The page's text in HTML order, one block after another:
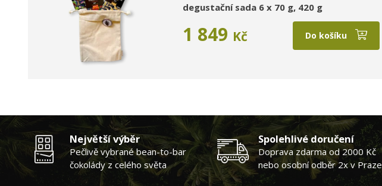
degustační sada 6 x 70 g, 420 g
1 849 Kč Do košíku
Největší výběr
Pečlivě vybrané bean-to-bar
čokolády z celého světa
Spolehlivé doručení
Doprava zdarma od 2000 Kč
nebo osobní odběr 2x v Praze